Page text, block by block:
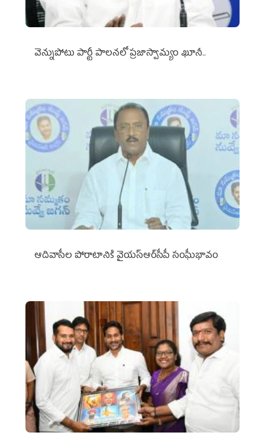
వెన్నుపోటు పార్టీ పాలనలో ప్రజాస్వామ్యం ఖూనీ..
ఆదివాసీల పోరాటానికి వైయ‌స్ఆర్‌సీపీ సంఘీభావం